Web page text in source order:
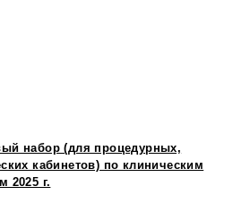
набор (для процедурных,
кабинетов) по клиническим
2025 г.